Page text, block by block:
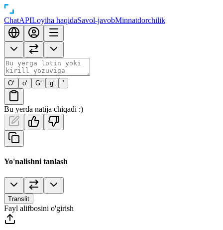
ChatAPILoyiha haqidaSavol-javobMinnatdorchilik
O‘ o‘ G‘ g‘ ’
Bu yerda natija chiqadi :)
Yo'nalishni tanlash
Translit
Fayl alifbosini o'girish